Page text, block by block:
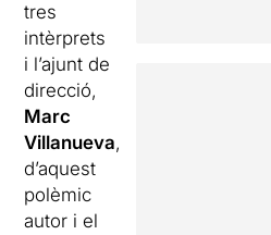
tres
intèrprets
i l’ajunt de
direcció,
Marc
Villanueva,
d’aquest
polèmic
autor i el